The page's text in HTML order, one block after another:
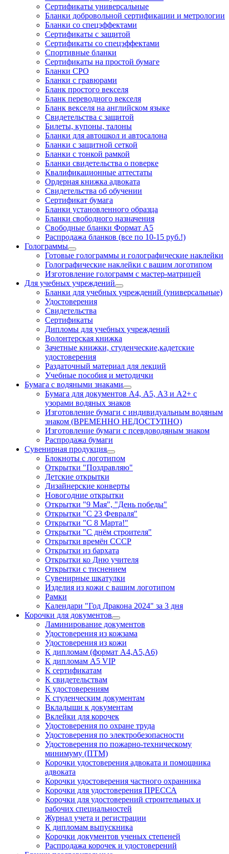
Сертификаты универсальные
Бланки добровольной сертификации и метрологии
Бланки со спецэффектами
Сертификаты с защитой
Сертификаты со спецэффектами
Спортивные бланки
Cертификаты на простой бумаге
Бланки СРО
Бланки с гравюрами
Бланк простого векселя
Бланк переводного векселя
Бланк векселя на английском языке
Свидетельства с защитой
Билеты, купоны, талоны
Бланки для автошкол и автосалона
Бланки с защитной сеткой
Бланки с тонкой рамкой
Бланки свидетельства о поверке
Квалификационные аттестаты
Ордерная книжка адвоката
Свидетельства об обучении
Сертификат бумага
Бланки установленного образца
Бланки свободного назначения
Свободные бланки Формат А5
Распродажа бланков (все по 10-15 руб.!)
Голограммы
Готовые голограммы и голографические наклейки
Голографические наклейки с вашим логотипом
Изготовление голограмм с мастер-матрицей
Для учебных учреждений
Бланки для учебных учреждений (универсальные)
Удостоверения
Свидетельства
Сертификаты
Дипломы для учебных учреждений
Волонтерская книжка
Зачетные книжки, студенческие,кадетские
удостоверения
Раздаточный материал для лекций
Учебные пособия и методички
Бумага с водяными знаками
Бумага для документов А4, А5, А3 и А2+ с
узорами водяных знаков
Изготовление бумаги с индивидуальным водяным
знаком (ВРЕМЕННО НЕДОСТУПНО)
Изготовление бумаги с псевдоводяным знаком
Распродажа бумаги
Сувенирная продукция
Блокноты с логотипом
Открытки "Поздравляю"
Детские открытки
Дизайнерские конверты
Новогодние открытки
Открытки "9 Мая", "День победы"
Открытки "С 23 Февраля"
Открытки "С 8 Марта!"
Открытки "С днём строителя"
Открытки времён СССР
Открытки из бархата
Открытки ко Дню учителя
Открытки с тиснением
Сувенирные шкатулки
Изделия из кожи с вашим логотипом
Рамки
Календари "Год Дракона 2024" за 3 дня
Корочки для документов
Ламинирование документов
Удостоверения из кожзама
Удостоверения из кожи
К дипломам (формат А4,А5,А6)
К дипломам А5 VIP
К сертификатам
К свидетельствам
К удостоверениям
К студенческим документам
Вкладыши к документам
Вклейки для корочек
Удостоверения по охране труда
Удостоверения по электробезопасности
Удостоверения по пожарно-техническому
минимуму (ПТМ)
Корочки удостоверения адвоката и помощника
адвоката
Корочки удостоверения частного охранника
Корочки для удостоверения ПРЕССА
Корочки для удостоверений строительных и
рабочих специальностей
Журнал учета и регистрации
К дипломам выпускника
Корочки документов ученых степеней
Распродажа корочек и удостоверений